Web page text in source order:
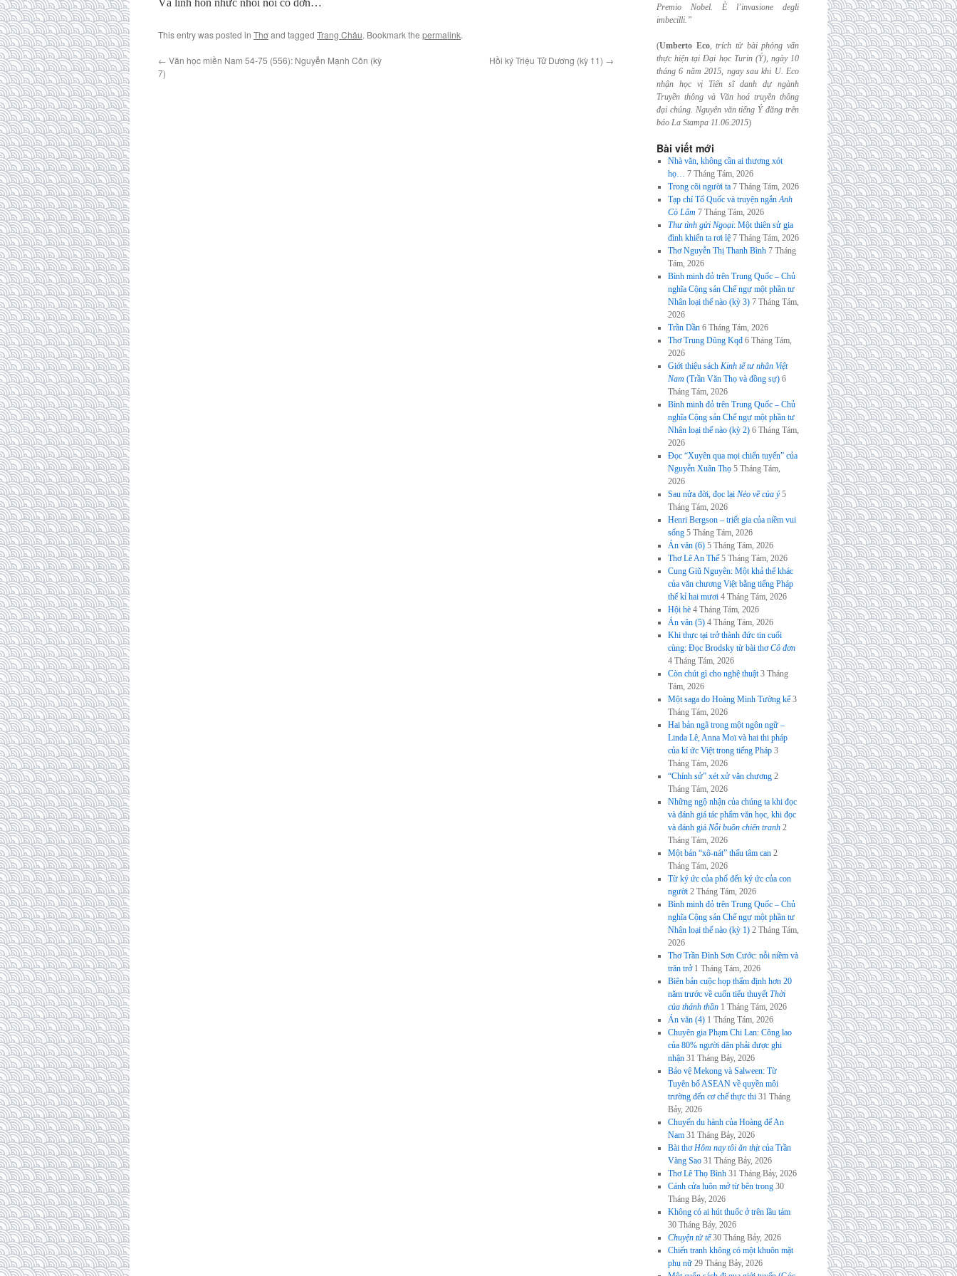
Và linh hồn nhức nhối nỗi cô đơn…
This entry was posted in Thơand tagged Trang Châu. Bookmark the permalink.
← Văn học miền Nam 54-75 (556): Nguyễn Mạnh Côn (kỳ
7)
Hồi ký Triệu Tử Dương (kỳ 11) →
Premio Nobel. È l’invasione degli
imbecilli.”
(Umberto Eco,trích từ bài phỏng vấn
thực hiện tại Đại học Turin (Ý), ngày 10
tháng 6 năm 2015, ngay sau khi U. Eco
nhận học vị Tiến sĩ danh dự ngành
Truyền thông và Văn hoá truyền thông
đại chúng. Nguyên văn tiếng Ý đăng trên
báo La Stampa 11.06.2015)
Bài viết mới
Nhà văn, không cần ai thương xót
họ… 7 Tháng Tám, 2026
Trong cõi người ta 7 Tháng Tám, 2026
Tạp chí Tổ Quốc và truyện ngắnAnh
Cò Lấm 7 Tháng Tám, 2026
Thư tình gửi Ngoại: Một thiên sử gia
đình khiến ta rơi lệ 7 Tháng Tám, 2026
Thơ Nguyễn Thị Thanh Bình 7 Tháng
Tám, 2026
Bình minh đỏ trên Trung Quốc – Chủ
nghĩa Cộng sản Chế ngự một phần tư
Nhân loại thế nào (kỳ 3) 7 Tháng Tám,
2026
Trần Dần 6 Tháng Tám, 2026
Thơ Trung Dũng Kqđ 6 Tháng Tám,
2026
Giới thiệu sách Kinh tế tư nhân Việt
Nam (Trần Văn Thọ và đồng sự) 6
Tháng Tám, 2026
Bình minh đỏ trên Trung Quốc – Chủ
nghĩa Cộng sản Chế ngự một phần tư
Nhân loại thế nào (kỳ 2) 6 Tháng Tám,
2026
Đọc “Xuyên qua mọi chiến tuyến” của
Nguyễn Xuân Thọ 5 Tháng Tám,
2026
Sau nửa đời, đọc lại Nẻo về của ý 5
Tháng Tám, 2026
Henri Bergson – triết gia của niềm vui
sống 5 Tháng Tám, 2026
Án văn (6) 5 Tháng Tám, 2026
Thơ Lê An Thế 5 Tháng Tám, 2026
Cung Giũ Nguyên: Một khả thể khác
của văn chương Việt bằng tiếng Pháp
thế kỉ hai mươi 4 Tháng Tám, 2026
Hội hè 4 Tháng Tám, 2026
Án văn (5) 4 Tháng Tám, 2026
Khi thực tại trở thành đức tin cuối
cùng: Đọc Brodsky từ bài thơCô đơn
4 Tháng Tám, 2026
Còn chút gì cho nghệ thuật 3 Tháng
Tám, 2026
Một saga do Hoàng Minh Tường kể 3
Tháng Tám, 2026
Hai bản ngã trong một ngôn ngữ –
Linda Lê, Anna Moï và hai thi pháp
của kí ức Việt trong tiếng Pháp 3
Tháng Tám, 2026
“Chính sử” xét xử văn chương 2
Tháng Tám, 2026
Những ngộ nhận của chúng ta khi đọc
và đánh giá tác phẩm văn học, khi đọc
và đánh giá Nỗi buồn chiến tranh 2
Tháng Tám, 2026
Một bản “xô-nát” thấu tâm can 2
Tháng Tám, 2026
Từ ký ức của phố đến ký ức của con
người 2 Tháng Tám, 2026
Bình minh đỏ trên Trung Quốc – Chủ
nghĩa Cộng sản Chế ngự một phần tư
Nhân loại thế nào (kỳ 1) 2 Tháng Tám,
2026
Thơ Trần Đình Sơn Cước: nỗi niềm và
trăn trở 1 Tháng Tám, 2026
Biên bản cuộc họp thẩm định hơn 20
năm trước về cuốn tiểu thuyếtThời
của thánh thần 1 Tháng Tám, 2026
Án văn (4) 1 Tháng Tám, 2026
Chuyên gia Phạm Chi Lan: Công lao
của 80% người dân phải được ghi
nhận 31 Tháng Bảy, 2026
Bảo vệ Mekong và Salween: Từ
Tuyên bố ASEAN về quyền môi
trường đến cơ chế thực thi 31 Tháng
Bảy, 2026
Chuyến du hành của Hoàng đế An
Nam 31 Tháng Bảy, 2026
Bài thơHôm nay tôi ăn thịtcủa Trần
Vàng Sao 31 Tháng Bảy, 2026
Thơ Lê Thọ Bình 31 Tháng Bảy, 2026
Cánh cửa luôn mở từ bên trong 30
Tháng Bảy, 2026
Không có ai hút thuốc ở trên lầu tám
30 Tháng Bảy, 2026
Chuyện tử tế 30 Tháng Bảy, 2026
Chiến tranh không có một khuôn mặt
phụ nữ 29 Tháng Bảy, 2026